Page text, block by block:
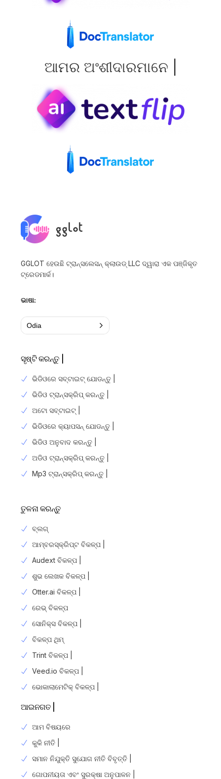
ଆମର ଅଂଶୀଦାରମାନେ |
GGLOT ହେଉଛି ଟ୍ରାନ୍ସଲେସନ୍ କ୍ଲାଉଡ୍ LLC ଦ୍ୱାରା ଏକ ପଞ୍ଜିକୃତ
ଟ୍ରେଡମାର୍କ।
ଭାଷା:
Odia
ସୃଷ୍ଟି କରନ୍ତୁ |
ଭିଡିଓରେ ସବ୍ଟାଇଟ୍ ଯୋଡନ୍ତୁ |
ଭିଡିଓ ଟ୍ରାନ୍ସକ୍ରିପ୍ କରନ୍ତୁ |
ଅଟୋ ସବ୍ଟାଇଟ୍ |
ଭିଡିଓରେ କ୍ୟାପସନ୍ ଯୋଡନ୍ତୁ |
ଭିଡିଓ ଅନୁବାଦ କରନ୍ତୁ |
ଅଡିଓ ଟ୍ରାନ୍ସକ୍ରିପ୍ କରନ୍ତୁ |
Mp3 ଟ୍ରାନ୍ସକ୍ରିପ୍ କରନ୍ତୁ |
ତୁଳନା କରନ୍ତୁ
ବ୍ଲଗ୍
ଆମ୍ବରସ୍କ୍ରିପ୍ଟ ବିକଳ୍ପ |
Audext ବିକଳ୍ପ |
ଶୁଭ ଲେଖକ ବିକଳ୍ପ |
Otter.ai ବିକଳ୍ପ |
ରେଭ୍ ବିକଳ୍ପ
ସୋନିକ୍ସ ବିକଳ୍ପ |
ବିକଳ୍ପ ଥିମ୍
Trint ବିକଳ୍ପ |
Veed.io ବିକଳ୍ପ |
ଭୋକାଲାମେଟିକ୍ ବିକଳ୍ପ |
ଆଇନଗତ |
ଆମ ବିଷୟରେ
କୁକି ନୀତି |
ସମାନ ନିଯୁକ୍ତି ସୁଯୋଗ ନୀତି ବିବୃତ୍ତି |
ଗୋପନୀୟତା ଏବଂ ସୁରକ୍ଷା ଅନୁପାଳନ |